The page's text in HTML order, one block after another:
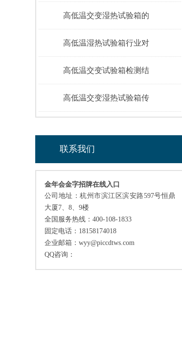
高低温交变湿热试验箱的
高低温湿热试验箱行业对
高低温交变试验箱检测结
高低温交变湿热试验箱传
联系我们
金年会金字招牌在线入口
公司地址：杭州市滨江区滨安路597号恒鼎
大厦7、8、9楼
全国服务热线：400-108-1833
固定电话：18158174018
企业邮箱：wyy@piccdtws.com
QQ咨询：